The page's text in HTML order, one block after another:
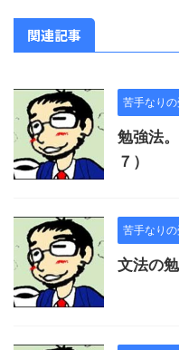
関連記事
苦手なりの
勉強法
７）
苦手なりの
文法の